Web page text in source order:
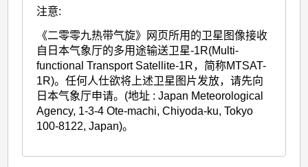
注意:
《二零零九热带气旋》网页所用的卫星图像接收
自日本气象厅的多用途输送卫星-1R(Multi-
functional Transport Satellite-1R，简称MTSAT-
1R)。任何人仕欲将上述卫星图片发放，请先向
日本气象厅申请。(地址 : Japan Meteorological
Agency, 1-3-4 Ote-machi, Chiyoda-ku, Tokyo
100-8122, Japan)。